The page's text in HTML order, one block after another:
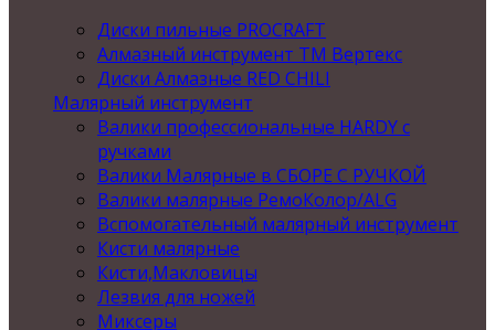
Диски пильные PROCRAFT
Алмазный инструмент ТМ Вертекс
Диски Алмазные RED CHILI
Малярный инструмент
Валики профессиональные HARDY с
ручками
Валики Малярные в СБОРЕ С РУЧКОЙ
Валики малярные РемоКолор/ALG
Вспомогательный малярный инструмент
Кисти малярные
Кисти,Макловицы
Лезвия для ножей
Миксеры